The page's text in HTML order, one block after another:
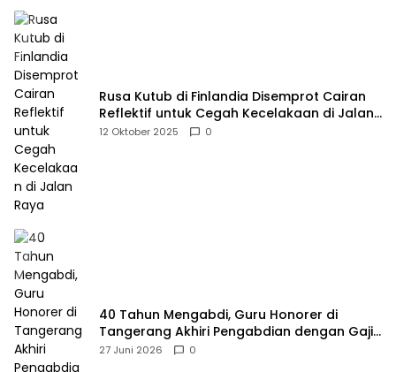
Rusa Kutub di Finlandia Disemprot Cairan
Reflektif untuk Cegah Kecelakaan di Jalan
Raya
12 Oktober 2025 0
40 Tahun Mengabdi, Guru Honorer di
Tangerang Akhiri Pengabdian dengan Gaji
Rp414 Ribu
27 Juni 2026 0